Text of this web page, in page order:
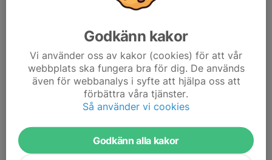
Elliot Möller och Oscar Magnusson plockade 1 poäng och blockade 1 poäng.
Foto: Daniel Möller
Det blev ytterligare en storförlust för farmarlaget i mötet mot
serie-trean Oskarshamn.
Oskarshamn inledde med 5-0. I andra serien lyckades banparet
Johnny Aldorsson och Kevin Jakupovic ta en poäng. Elliot Möller
och...
Godkänn kakor
Vi använder oss av kakor (cookies) för att vår
webbplats ska fungera bra för dig. De används
även för webbanalys i syfte att hjälpa oss att
förbättra våra tjänster.
Så använder vi cookies
Godkänn alla kakor